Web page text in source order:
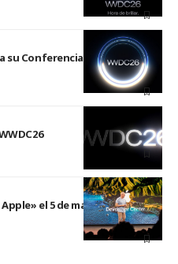
su Conferencia Mundial de
el 5 de marzo en